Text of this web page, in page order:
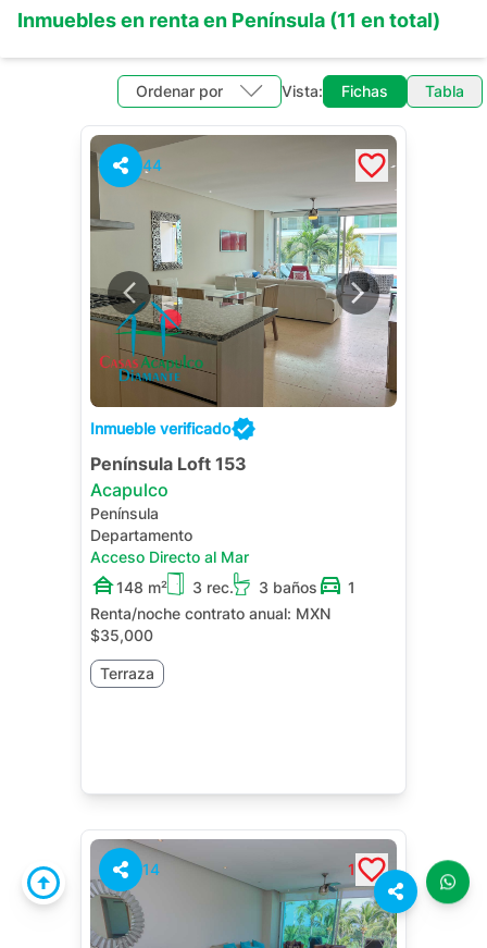
Inmuebles en rentaen Península (11 en total)
Ordenar por Vista: Fichas Tabla
44
Inmueble verificado
Península Loft 153
Acapulco
Península
Departamento
Acceso Directo al Mar
148 m²
3 rec. 3 baños
1
Renta/noche contrato anual: MXN
$35,000
Terraza
14 1